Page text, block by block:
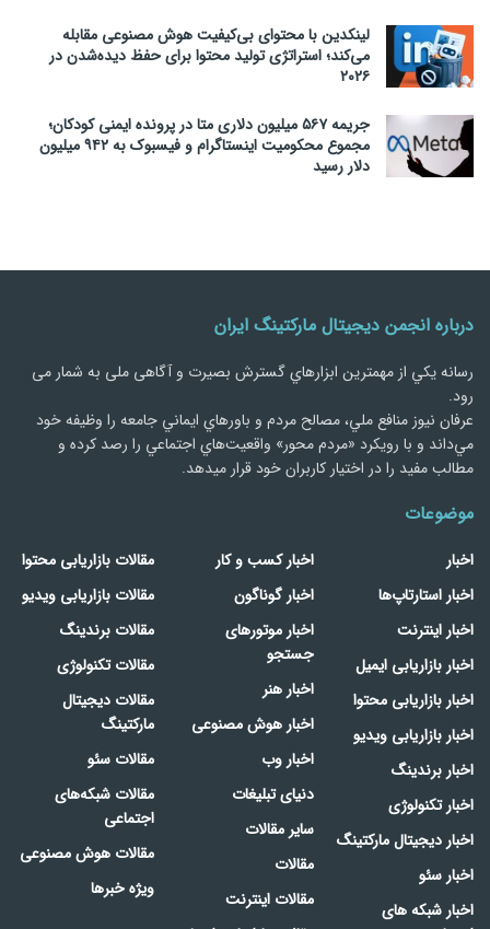
لینکدین با محتوای بی‌کیفیت هوش مصنوعی مقابله
می‌کند؛ استراتژی تولید محتوا برای حفظ دیده‌شدن در
۲۰۲۶
جریمه ۵۶۷ میلیون دلاری متا در پرونده ایمنی کودکان؛
مجموع محکومیت اینستاگرام و فیسبوک به ۹۴۲ میلیون
دلار رسید
درباره انجمن دیجیتال مارکتینگ ایران
رسانه يكي از مهمترین ابزارهاي گسترش بصیرت و آگاهی ملی به شمار می
رود.
عرفان نیوز منافع ملي، مصالح مردم و باورهاي ايماني جامعه را وظيفه خود
مي‌داند و با رويكرد «مردم‌ محور» واقعيت‌هاي اجتماعي را رصد کرده و
مطالب مفید را در اختیار کاربران خود قرار میدهد.
موضوعات
اخبار
اخبار استارتاپ‌ها
اخبار اینترنت
اخبار بازاریابی ایمیل
اخبار بازاریابی محتوا
اخبار بازاریابی ویدیو
اخبار برندینگ
اخبار تکنولوژی
اخبار دیجیتال مارکتینگ
اخبار سئو
اخبار شبکه های
اخبار کسب و کار
اخبار گوناگون
اخبار موتورهای
جستجو
اخبار هنر
اخبار هوش مصنوعی
اخبار وب
دنیای تبلیغات
سایر مقالات
مقالات
مقالات اینترنت
مقالات بازاریابی محتوا
مقالات بازاریابی ویدیو
مقالات برندینگ
مقالات تکنولوژی
مقالات دیجیتال
مارکتینگ
مقالات سئو
مقالات شبکه‌های
اجتماعی
مقالات هوش مصنوعی
ویژه خبرها